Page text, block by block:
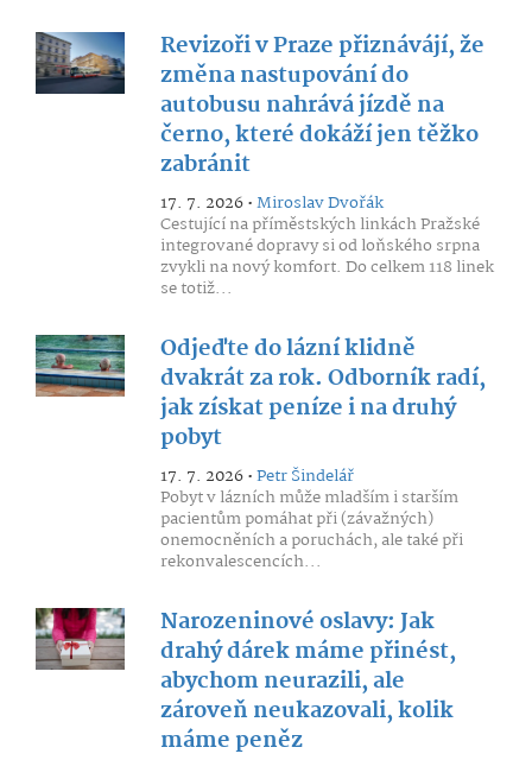
Revizoři v Praze přiznávájí, že
změna nastupování do
autobusu nahrává jízdě na
černo, které dokáží jen těžko
zabránit
17. 7. 2026 •Miroslav Dvořák
Cestující na příměstských linkách Pražské
integrované dopravy si od loňského srpna
zvykli na nový komfort. Do celkem 118 linek
se totiž...
Odjeďte do lázní klidně
dvakrát za rok. Odborník radí,
jak získat peníze i na druhý
pobyt
17. 7. 2026 •Petr Šindelář
Pobyt v lázních může mladším i starším
pacientům pomáhat při (závažných)
onemocněních a poruchách, ale také při
rekonvalescencích...
Narozeninové oslavy: Jak
drahý dárek máme přinést,
abychom neurazili, ale
zároveň neukazovali, kolik
máme peněz